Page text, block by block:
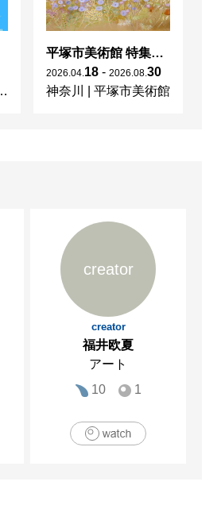
平塚市美術館 特集展 花の表現、その多様性／特別展示 新収蔵品展
2026 04 18 - 2026 08 30
神奈川
平塚市美術館
creator
creator
福井欧夏
アート
10
1